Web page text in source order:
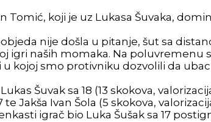
koji je uz Lukasa Šuvaka,
nije došla u pitanje, šut sa
igri naših momaka. Na poluvremenu
kojoj smo protivniku dozvolili da
Šuvak sa 18 (13 skokova,
Jakša Ivan Šola (5 skokova,
igrač bio Luka Šušak sa 17